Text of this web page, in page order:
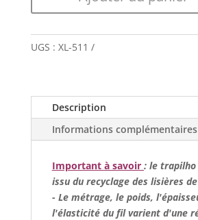
-
chiné
UGS : XL-511
Description
Informations complémentaires
Important à savoir : le
issu du recyclage des lisières
- Le métrage, le poids,
l'élasticité du fil varient d'une